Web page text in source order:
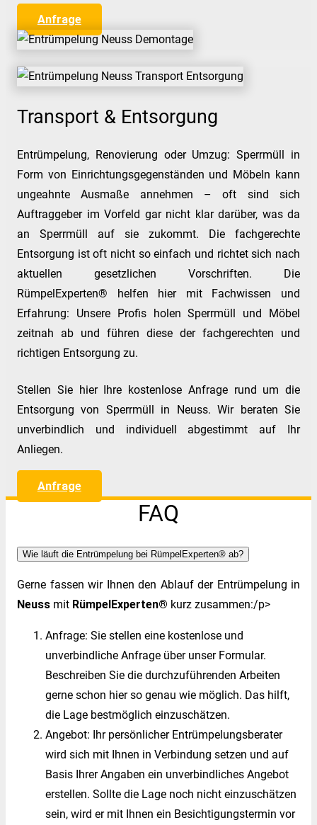
Anfrage
Transport & Entsorgung
Entrümpelung, Renovierung oder Umzug: Sperrmüll in
Form von Einrichtungsgegenständen und Möbeln kann
ungeahnte Ausmaße annehmen – oft sind sich
Auftraggeber im Vorfeld gar nicht klar darüber, was da
an Sperrmüll auf sie zukommt. Die fachgerechte
Entsorgung ist oft nicht so einfach und richtet sich nach
aktuellen gesetzlichen Vorschriften. Die
RümpelExperten® helfen hier mit Fachwissen und
Erfahrung: Unsere Profis holen Sperrmüll und Möbel
zeitnah ab und führen diese der fachgerechten und
richtigen Entsorgung zu.
Stellen Sie hier Ihre kostenlose Anfrage rund um die
Entsorgung von Sperrmüll in Neuss. Wir beraten Sie
unverbindlich und individuell abgestimmt auf Ihr
Anliegen.
Anfrage
FAQ
Wie läuft die Entrümpelung bei RümpelExperten® ab?
Gerne fassen wir Ihnen den Ablauf der Entrümpelung in
Neuss mit RümpelExperten® kurz zusammen:/p>
Anfrage: Sie stellen eine kostenlose und
unverbindliche Anfrage über unser Formular.
Beschreiben Sie die durchzuführenden Arbeiten
gerne schon hier so genau wie möglich. Das hilft,
die Lage bestmöglich einzuschätzen.
Angebot: Ihr persönlicher Entrümpelungsberater
wird sich mit Ihnen in Verbindung setzen und auf
Basis Ihrer Angaben ein unverbindliches Angebot
erstellen. Sollte die Lage noch nicht einzuschätzen
sein, wird er mit Ihnen ein Besichtigungstermin vor